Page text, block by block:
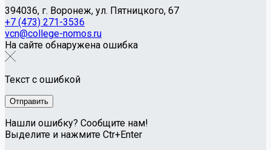
394036, г. Воронеж, ул. Пятницкого, 67
+7 (473) 271-3536
vcn@college-nomos.ru
На сайте обнаружена ошибка
Текст с ошибкой
Нашли ошибку? Сообщите нам!
Выделите и нажмите Ctr+Enter